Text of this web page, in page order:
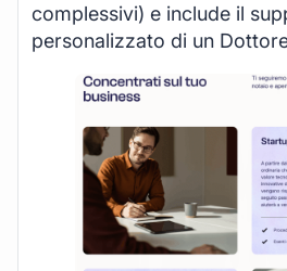
complessivi) e include il
personalizzato di un